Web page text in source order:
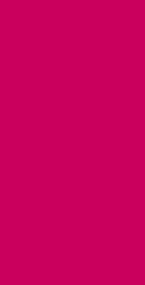
laten toetsen
dat het bevel
gedaan.
taken van de politie
we samen met